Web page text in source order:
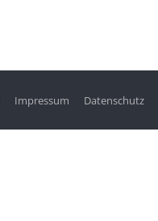
Impressum Datenschutz